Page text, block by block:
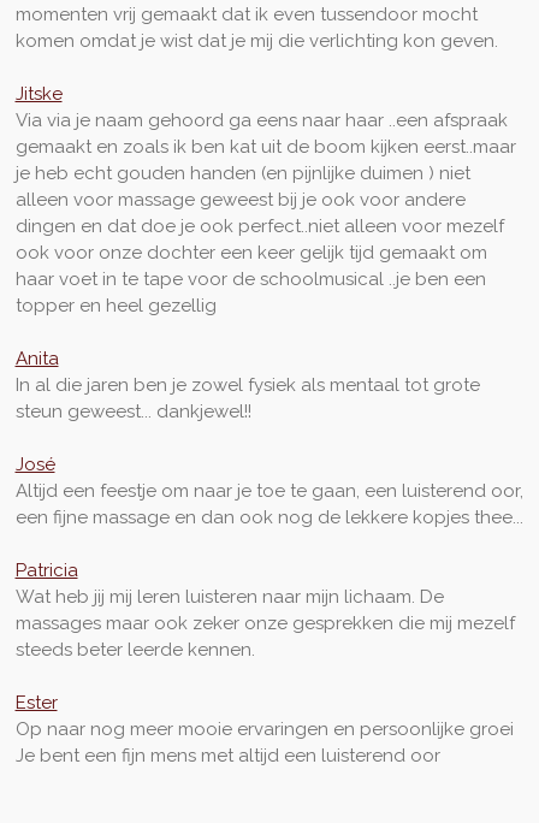
momenten vrij gemaakt dat ik even tussendoor mocht
komen omdat je wist dat je mij die verlichting kon geven.
Jitske
Via via je naam gehoord ga eens naar haar ..een afspraak
gemaakt en zoals ik ben kat uit de boom kijken eerst..maar
je heb echt gouden handen (en pijnlijke duimen ) niet
alleen voor massage geweest bij je ook voor andere
dingen en dat doe je ook perfect..niet alleen voor mezelf
ook voor onze dochter een keer gelijk tijd gemaakt om
haar voet in te tape voor de schoolmusical ..je ben een
topper en heel gezellig
Anita
In al die jaren ben je zowel fysiek als mentaal tot grote
steun geweest... dankjewel!!
José
Altijd een feestje om naar je toe te gaan, een luisterend oor,
een fijne massage en dan ook nog de lekkere kopjes thee...
Patricia
Wat heb jij mij leren luisteren naar mijn lichaam. De
massages maar ook zeker onze gesprekken die mij mezelf
steeds beter leerde kennen.
Ester
Op naar nog meer mooie ervaringen en persoonlijke groei
Je bent een fijn mens met altijd een luisterend oor